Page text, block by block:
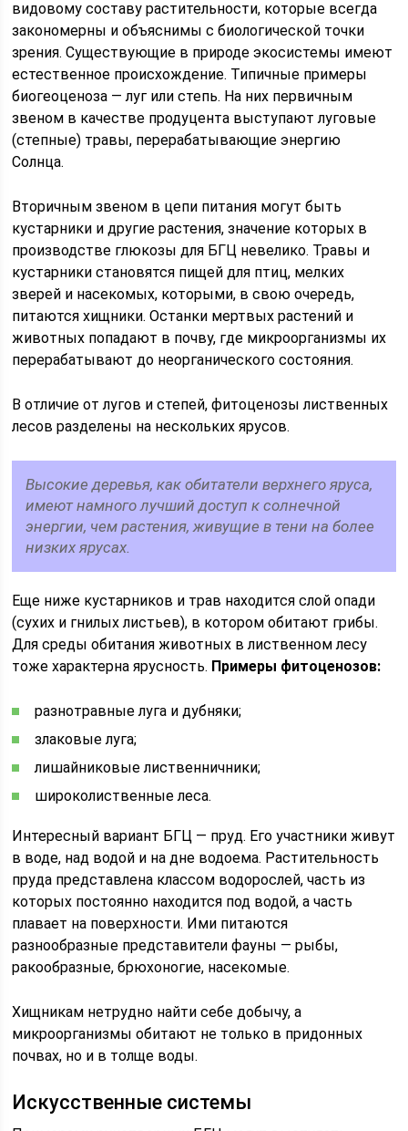
видовому составу растительности, которые всегда
закономерны и объяснимы с биологической точки
зрения. Существующие в природе экосистемы имеют
естественное происхождение. Типичные примеры
биогеоценоза — луг или степь. На них первичным
звеном в качестве продуцента выступают луговые
(степные) травы, перерабатывающие энергию
Солнца.
Вторичным звеном в цепи питания могут быть
кустарники и другие растения, значение которых в
производстве глюкозы для БГЦ невелико. Травы и
кустарники становятся пищей для птиц, мелких
зверей и насекомых, которыми, в свою очередь,
питаются хищники. Останки мертвых растений и
животных попадают в почву, где микроорганизмы их
перерабатывают до неорганического состояния.
В отличие от лугов и степей, фитоценозы лиственных
лесов разделены на нескольких ярусов.
Высокие деревья, как обитатели верхнего яруса,
имеют намного лучший доступ к солнечной
энергии, чем растения, живущие в тени на более
низких ярусах.
Еще ниже кустарников и трав находится слой опади
(сухих и гнилых листьев), в котором обитают грибы.
Для среды обитания животных в лиственном лесу
тоже характерна ярусность. Примеры фитоценозов:
разнотравные луга и дубняки;
злаковые луга;
лишайниковые лиственничники;
широколиственные леса.
Интересный вариант БГЦ — пруд. Его участники живут
в воде, над водой и на дне водоема. Растительность
пруда представлена классом водорослей, часть из
которых постоянно находится под водой, а часть
плавает на поверхности. Ими питаются
разнообразные представители фауны — рыбы,
ракообразные, брюхоногие, насекомые.
Хищникам нетрудно найти себе добычу, а
микроорганизмы обитают не только в придонных
почвах, но и в толще воды.
Искусственные системы